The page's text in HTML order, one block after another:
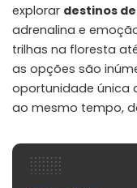
explorar destinos
adrenalina e
trilhas na floresta
as opções são
oportunidade única
ao mesmo tempo,